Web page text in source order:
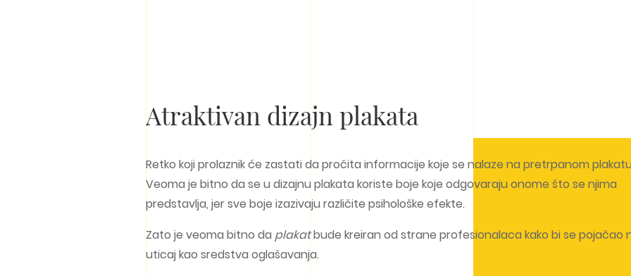
Atraktivan dizajn plakata
Retko koji prolaznik će zastati da pročita informacije koje se nalaze na pretrpanom
Veoma je bitno da se u dizajnu plakata koriste boje koje odgovaraju onome što se njima
predstavlja, jer sve boje izazivaju različite psihološke efekte.
Zato je veoma bitno da plakatbude kreiran od strane profesionalaca kako bi se pojačao
uticaj kao sredstva oglašavanja.